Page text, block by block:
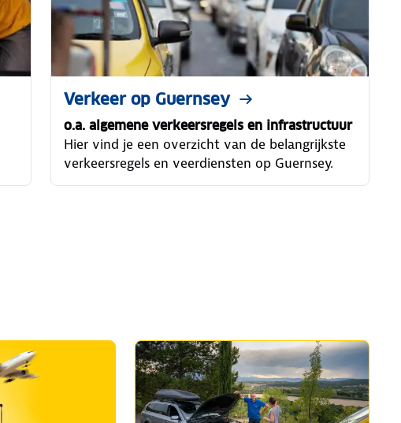
Verkeer op Guernsey
o.a. algemene verkeersregels en infrastructuur
Hier vind je een overzicht van de belangrijkste
verkeersregels en veerdiensten op Guernsey.